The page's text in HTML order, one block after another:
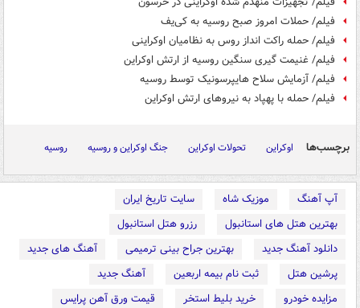
فیلم/ حملات امروز صبح روسیه به کی‌یف
فیلم/ حمله راکت انداز روس به نظامیان اوکراینی
فیلم/ غنیمت گیری سنگین روسیه از ارتش اوکراین
فیلم/ آزمایش سلاح هایپرسونیک توسط روسیه
فیلم/ حمله با پهپاد به نیروهای ارتش اوکراین
برچسب‌ها اوکراین تحولات اوکراین جنگ اوکراین و روسیه روسیه
آپ آهنگ موزیک شاه
سایت تاریخ ایران
بهترین هتل های استانبول
رزرو هتل استانبول
دانلود آهنگ جدید
بهترین جراح بینی ترمیمی
آهنگ های جدید
پرشین هتل
ثبت نام بیمه اربعین
آهنگ جدید
مزایده خودرو
خرید بلیط استخر
قیمت ورق آهن پرایس